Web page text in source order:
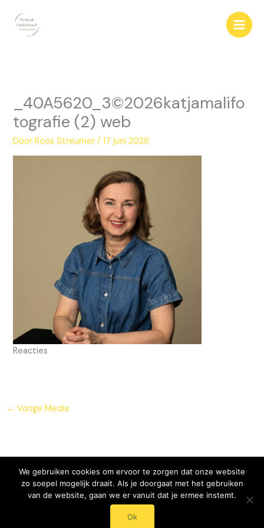
naar
_40A5620_3©2026katjamalifo
tografie (2) web
DoorRoos Streumer/17 juni 2026
Reacties
← Vorige Media
© 2024 - 2025 Mentaal Onderhoud - Roos Streumer
We gebruiken cookies om ervoor te zorgen dat onze website
zo soepel mogelijk draait. Als je doorgaat met het gebruiken
van de website, gaan we er vanuit dat je ermee instemt.
Ok